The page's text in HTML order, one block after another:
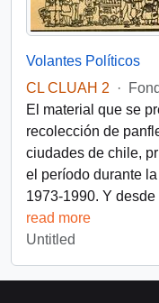
Volantes Políticos
CL CLUAH 2
·
El material que se
recolección de
ciudades de chile,
el período durante
1973-1990. Y
read more
Untitled